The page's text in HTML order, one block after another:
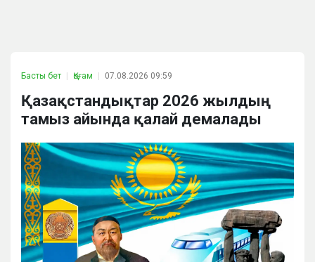
Басты бет Қоғам 07.08.2026 09:59
Қазақстандықтар 2026 жылдың
тамыз айында қалай демалады